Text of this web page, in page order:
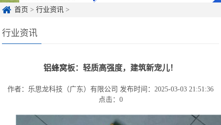
首页 >行业资讯 >
行业资讯
铝蜂窝板：轻质高强度，建筑新宠儿！
作者：乐思龙科技（广东）有限公司 发布时间：2025-03-03 21:51:36
点击： 0